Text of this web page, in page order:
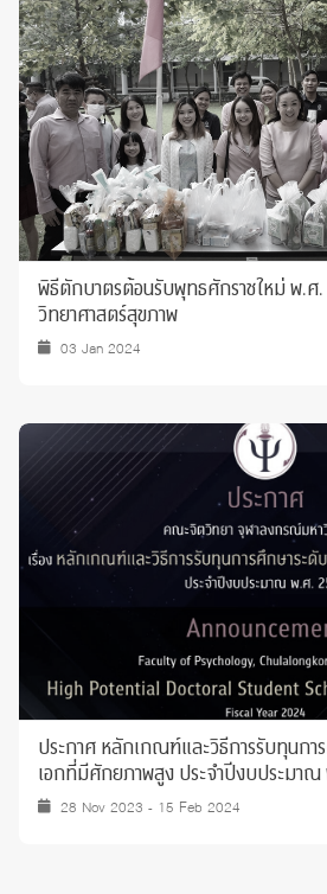
พิธีตักบาตรต้อนรับพุทธศักราชใหม่ พ.
วิทยาศาสตร์สุขภาพ
03 Jan 2024
ประกาศ หลักเกณฑ์และวิธีการรับทุนก
เอกที่มีศักยภาพสูง ประจำปีงบประมาณ
28 Nov 2023 - 15 Feb 2024